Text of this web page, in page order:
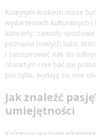
Kolejnym krokiem może
wydarzeniach kulturalnych
koncerty, zawody
poznania nowych ludzi,
i zainspirować nas do
otwartym i nie bać się
początku wydają się one
Jak znaleźć
umiejętności
Kolejnym ważnym